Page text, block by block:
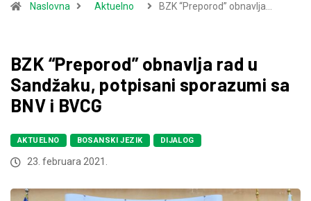
Naslovna Aktuelno BZK “Preporod” obnavlja…
BZK “Preporod” obnavlja rad u
Sandžaku, potpisani sporazumi sa
BNV i BVCG
AKTUELNO BOSANSKI JEZIK DIJALOG
23. februara 2021.